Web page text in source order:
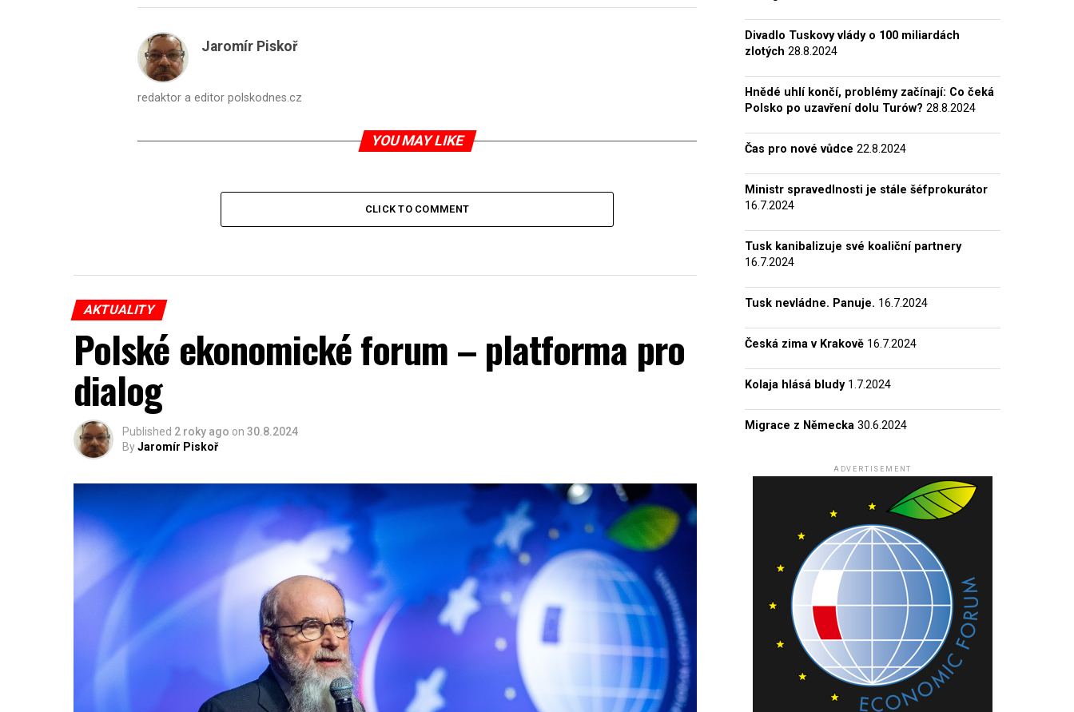
Jaromír Piskoř
redaktor a editor polskodnes.cz
YOU MAY LIKE
CLICK TO COMMENT
AKTUALITY
Polské ekonomické forum – platforma pro
dialog
Published 2 roky ago on 30.8.2024
ByJaromír Piskoř
Divadlo Tuskovy vlády o 100 miliardách
zlotých 28.8.2024
Hnědé uhlí končí, problémy začínají: Co čeká
Polsko po uzavření dolu Turów? 28.8.2024
Čas pro nové vůdce 22.8.2024
Ministr spravedlnosti je stále šéfprokurátor
16.7.2024
Tusk kanibalizuje své koaliční partnery
16.7.2024
Tusk nevládne. Panuje. 16.7.2024
Česká zima v Krakově 16.7.2024
Kolaja hlásá bludy 1.7.2024
Migrace z Německa 30.6.2024
ADVERTISEMENT